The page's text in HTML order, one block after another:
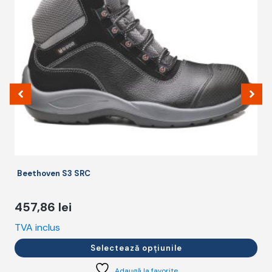
Beethoven S3 SRC
457,86 lei
TVA inclus
Selectează opțiunile
Opțiunile
alese
pagina
produsului.